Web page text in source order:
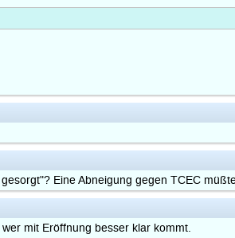
Eine Abneigung gegen TCEC
mit Eröffnung besser klar kommt.